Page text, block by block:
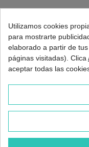
Utilizamos cookies
para mostrarte
elaborado a partir de
páginas visitadas). Clica
aceptar todas las